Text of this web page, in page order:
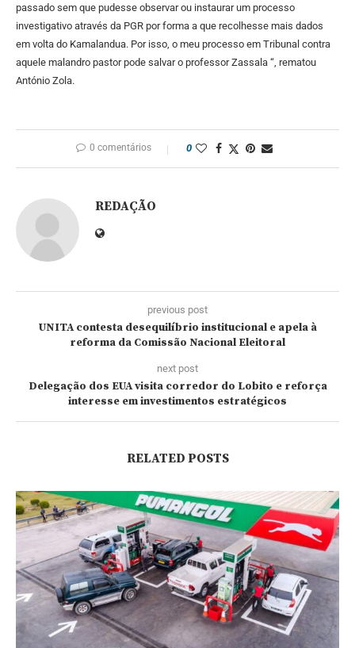
passado sem que pudesse observar ou instaurar um processo
investigativo através da PGR por forma a que recolhesse mais dados
em volta do Kamalandua. Por isso, o meu processo em Tribunal contra
aquele malandro pastor pode salvar o professor Zassala “, rematou
António Zola.
0 comentários 0
REDAÇÃO
previous post
UNITA contesta desequilíbrio institucional e apela à
reforma da Comissão Nacional Eleitoral
next post
Delegação dos EUA visita corredor do Lobito e reforça
interesse em investimentos estratégicos
RELATED POSTS